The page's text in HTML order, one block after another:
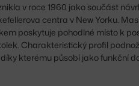
v roce 1960 jako součást
centra v New Yorku.
poskytuje pohodlné místo k
Charakteristický profil
kterému působí jako funkční